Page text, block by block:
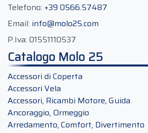
Telefono: +39 0566.57487
Email: info@molo25.com
P.Iva: 01551110537
Catalogo Molo 25
Accessori di Coperta
Accessori Vela
Accessori, Ricambi Motore, Guida
Ancoraggio, Ormeggio
Arredamento, Comfort, Divertimento